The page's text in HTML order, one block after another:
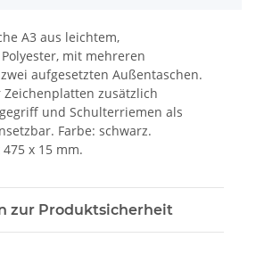
A3 aus leichtem,
mit mehreren
aufgesetzten Außentaschen.
Zeichenplatten zusätzlich
und Schulterriemen als
Farbe: schwarz.
x 15 mm.
zur Produktsicherheit